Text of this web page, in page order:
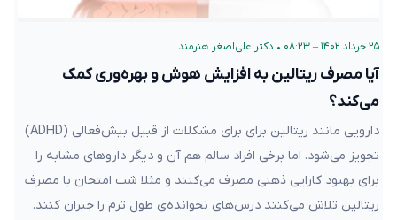
۲۵ خرداد ۱۴۰۲ – ۰۸:۲۳ • دکتر علی‌اصغر هنرمند
آیا مصرف ریتالین به افزایش هوش و بهره‌وری کمک
می‌کند؟
دارویی مانند ریتالین برای برای مشکلات از قبیل بیش‌فعالی (ADHD)
تجویز می‌شود. اما برخی افراد سالم هم آن و دیگر داروهای مشابه را
برای بهبود کارایی ذهنی مصرف می‌کنند و مثلا شب امتحان با مصرف
ریتالین تلاش می‌کنند درس‌های نخوانده‌ی طول ترم را جبران کنند.